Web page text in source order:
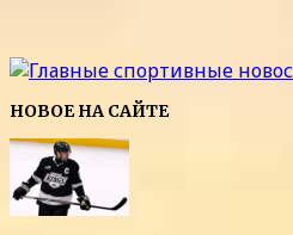
НОВОЕ НА САЙТЕ